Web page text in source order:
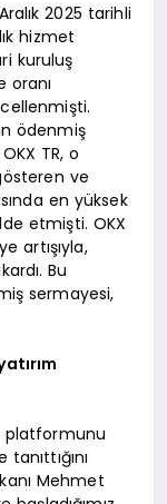
2025 tarihli
hizmet
kuruluş
oranı
ödenmiş
TR, o
ve
en yüksek
etmişti. OKX
artışıyla,
Bu
sermayesi,
platformunu
Mehmet